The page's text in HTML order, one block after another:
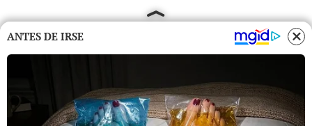
ANTES DE IRSE